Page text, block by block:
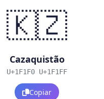
🇰🇿
Cazaquistão
U+1F1F0 U+1F1FF
Copiar